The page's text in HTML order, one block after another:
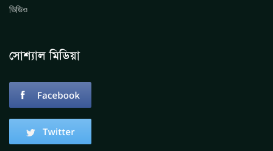
ভিডিও
সোশ্যাল মিডিয়া